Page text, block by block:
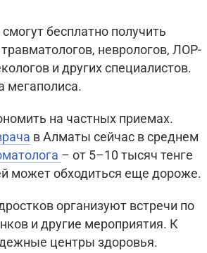
бесплатно получить
неврологов, ЛОР-
и других специалистов.
мегаполиса.
на частных приемах.
в Алматы сейчас в среднем
– от 5–10 тысяч тенге
может обходиться еще дороже.
организуют встречи по
и другие мероприятия. К
центры здоровья.